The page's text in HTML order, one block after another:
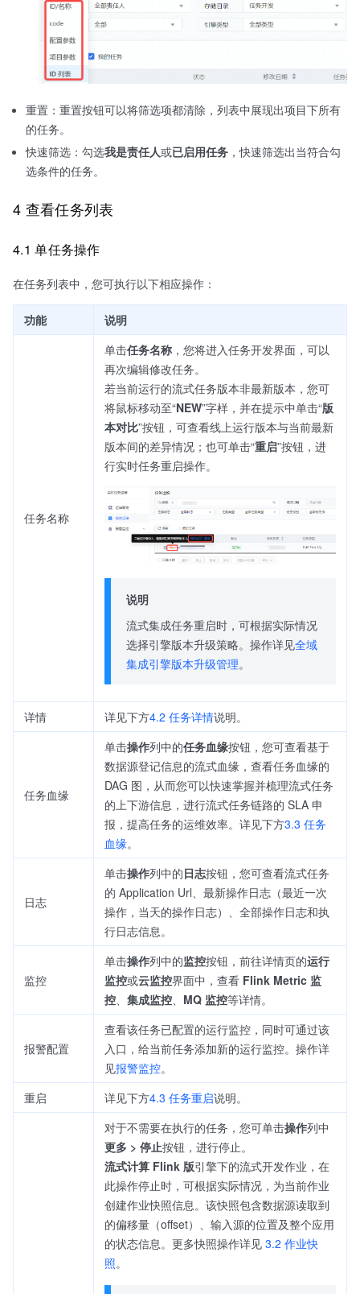
重置：重置按钮可以将筛选项都清除，列表中展现出项目下所有
的任务。
快速筛选：勾选我是责任人或已启用任务 ，快速筛选出当符合勾
选条件的任务。
4 查看任务列表
4.1 单任务操作
在任务列表中，您可执行以下相应操作：
功能 说明
任务名称
单击任务名称 ，您将进入任务开发界面，可以
再次编辑修改任务。
若当前运行的流式任务版本非最新版本，您可
将鼠标移动至“NEW”字样，并在提示中单击“版
本对比”按钮，可查看线上运行版本与当前最新
版本间的差异情况；也可单击“重启”按钮，进
行实时任务重启操作。
说明
流式集成任务重启时，可根据实际情况
选择引擎版本升级策略。操作详见全域
集成引擎版本升级管理。
详情 详见下方4.2 任务详情说明。
任务血缘
单击操作列中的任务血缘按钮，您可查看基于
数据源登记信息的流式血缘，查看任务血缘的
DAG 图，从而您可以快速掌握并梳理流式任务
的上下游信息，进行流式任务链路的 SLA 申
报，提高任务的运维效率。详见下方3.3 任务
血缘。
日志
单击操作列中的日志按钮，您可查看流式任务
的 Application Url、最新操作日志（最近一次
操作，当天的操作日志）、全部操作日志和执
行日志信息。
监控
单击操作列中的监控按钮，前往详情页的运行
监控或云监控界面中，查看 Flink Metric 监
控、 集成监控、 MQ 监控等详情。
报警配置
查看该任务已配置的运行监控，同时可通过该
入口，给当前任务添加新的运行监控。操作详
见报警监控。
重启
详见下方4.3 任务重启说明。
对于不需要在执行的任务，您可单击操作列中
更多 > 停止按钮，进行停止。
流式计算 Flink 版引擎下的流式开发作业，在
此操作停止时，可根据实际情况，为当前作业
创建作业快照信息。该快照包含数据源读取到
的偏移量（offset）、输入源的位置及整个应用
的状态信息。更多快照操作详见 3.2 作业快
照。